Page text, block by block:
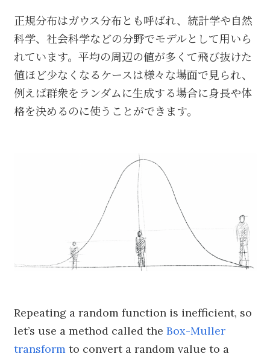
正規分布はガウス分布とも呼ばれ、統計学や自然
科学、社会科学などの分野でモデルとして用いら
れています。平均の周辺の値が多くて飛び抜けた
値ほど少なくなるケースは様々な場面で見られ、
例えば群衆をランダムに生成する場合に身長や体
格を決めるのに使うことができます。
Repeating a random function is inefficient, so
let’s use a method called the Box-Muller
transformto convert a random value to a